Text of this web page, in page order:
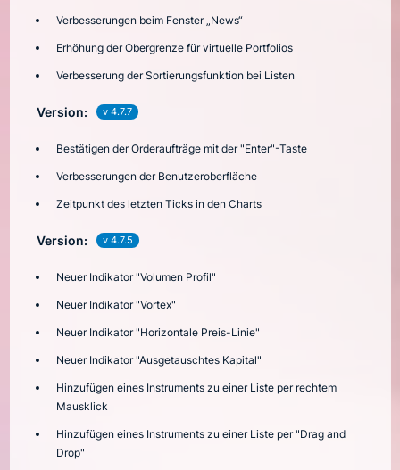
Verbesserungen beim Fenster „News“
Erhöhung der Obergrenze für virtuelle Portfolios
Verbesserung der Sortierungsfunktion bei Listen
Version: v 4.7.7
Bestätigen der Orderaufträge mit der "Enter"-Taste
Verbesserungen der Benutzeroberfläche
Zeitpunkt des letzten Ticks in den Charts
Version: v 4.7.5
Neuer Indikator "Volumen Profil"
Neuer Indikator "Vortex"
Neuer Indikator "Horizontale Preis-Linie"
Neuer Indikator "Ausgetauschtes Kapital"
Hinzufügen eines Instruments zu einer Liste per rechtem
Mausklick
Hinzufügen eines Instruments zu einer Liste per "Drag and
Drop"